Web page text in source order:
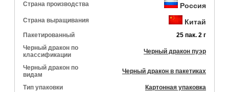
Страна производства Россия
Страна выращивания Китай
Пакетированный
25 пак. 2 г
Черный дракон по
классификации
Черный дракон пуэр
Черный дракон по
видам
Черный дракон в пакетиках
Тип упаковки
Картонная упаковка